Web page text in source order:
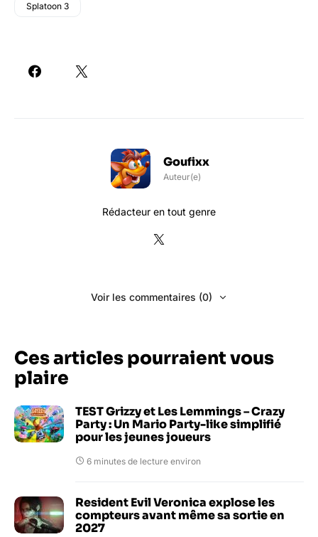
Splatoon 3
Goufixx
Auteur(e)
Rédacteur en tout genre
Voir les commentaires (0)
Ces articles pourraient vous
plaire
TEST Grizzy et Les Lemmings – Crazy
Party : Un Mario Party-like simplifié
pour les jeunes joueurs
6 minutes de lecture environ
Resident Evil Veronica explose les
compteurs avant même sa sortie en
2027